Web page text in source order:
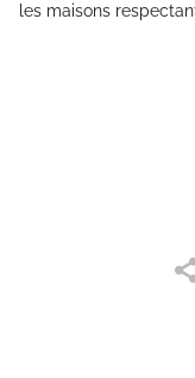
les maisons